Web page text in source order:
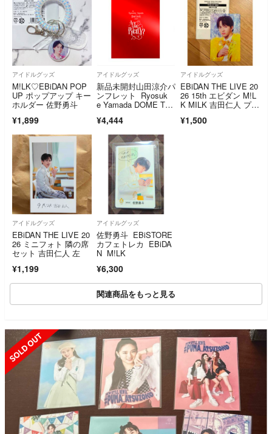
アイドルグッズ
M!LK♡EBiDAN POP
UP ポップアップ キー
ホルダー 佐野勇斗
¥1,899
アイドルグッズ
新品未開封山田涼介パ
ンフレット Ryosuk
e Yamada DOME TO
d.Y ?
¥4,444
アイドルグッズ
EBiDAN THE LIVE 20
26 15th エビダン M!L
K MILK 吉田仁人 プラ
プ みるく
¥1,500
アイドルグッズ
EBiDAN THE LIVE 20
26 ミニフォト 隣の席
セット 吉田仁人 左
¥1,199
アイドルグッズ
佐野勇斗 EBiSTORE
カフェトレカ EBiDA
N M!LK
¥6,300
関連商品をもっと見る
SOLD OUT